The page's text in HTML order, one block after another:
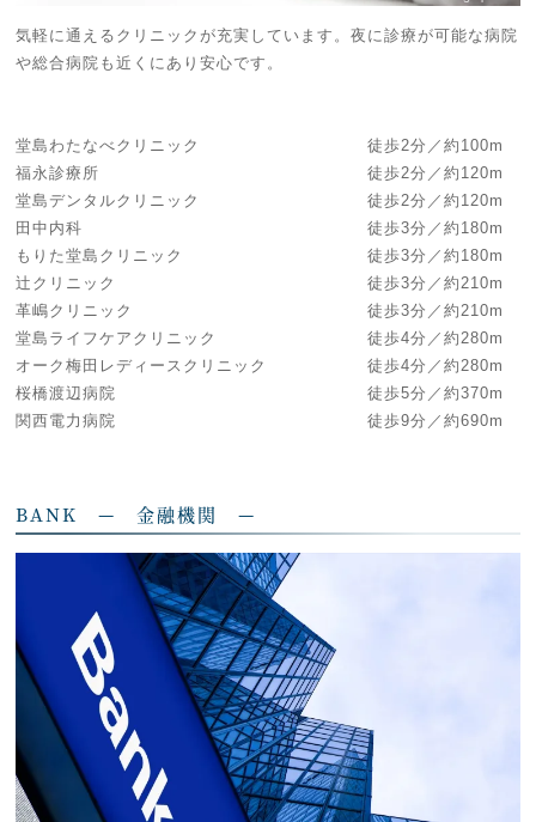
気軽に通えるクリニックが充実しています。夜に診療が可能な病院
や総合病院も近くにあり安心です。
堂島わたなべクリニック 徒歩2分／約100m
福永診療所 徒歩2分／約120m
堂島デンタルクリニック 徒歩2分／約120m
田中内科 徒歩3分／約180m
もりた堂島クリニック 徒歩3分／約180m
辻クリニック 徒歩3分／約210m
革嶋クリニック 徒歩3分／約210m
堂島ライフケアクリニック 徒歩4分／約280m
オーク梅田レディースクリニック 徒歩4分／約280m
桜橋渡辺病院 徒歩5分／約370m
関西電力病院 徒歩9分／約690m
BANK — 金融機関 —